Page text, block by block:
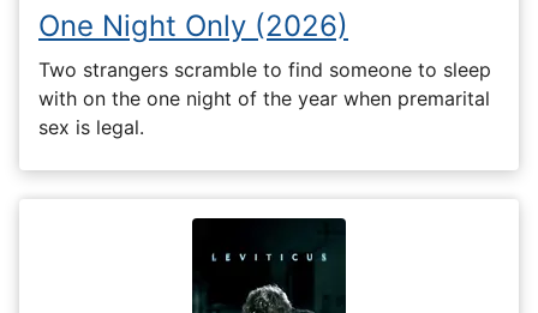
One Night Only (2026)
Two strangers scramble to find someone to sleep
with on the one night of the year when premarital
sex is legal.